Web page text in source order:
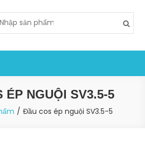
Kim
nghiệp sản xuất
ÉP NGUỘI SV3.5-5
Đầu cos ép nguội SV3.5-5